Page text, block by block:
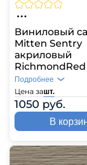
Виниловый
Mitten Sentry
акриловый
RichmondRed
Цена зашт.
1050 руб.
Подробнее
В